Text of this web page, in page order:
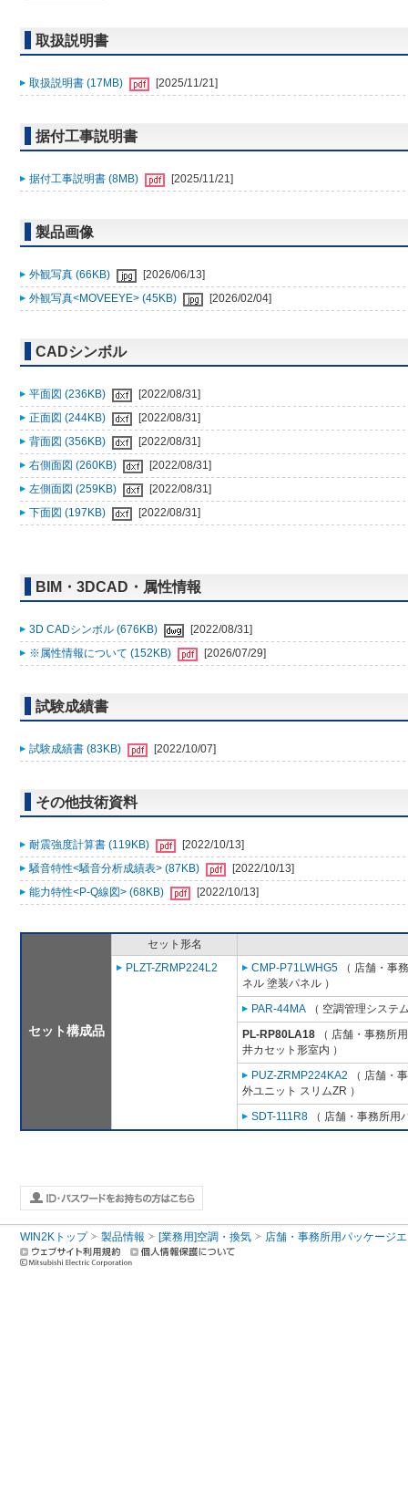
取扱説明書
取扱説明書 (17MB) [2025/11/21]
据付工事説明書
据付工事説明書 (8MB) [2025/11/21]
製品画像
外観写真 (66KB)
[2026/06/13]
外観写真<MOVEEYE> (45KB)
[2026/02/04]
CADシンボル
平面図 (236KB)
[2022/08/31]
正面図 (244KB)
[2022/08/31]
背面図 (356KB)
[2022/08/31]
右側面図 (260KB)
[2022/08/31]
左側面図 (259KB)
[2022/08/31]
下面図 (197KB)
[2022/08/31]
BIM・3DCAD・属性情報
3D CADシンボル (676KB)
[2022/08/31]
※属性情報について (152KB)
[2026/07/29]
試験成績書
試験成績書 (83KB) [2022/10/07]
その他技術資料
耐震強度計算書 (119KB)
[2022/10/13]
騒音特性<騒音分析成績表> (87KB)
[2022/10/13]
能力特性<P-Q線図> (68KB)
[2022/10/13]
セット構成品
セット形名
PLZT-ZRMP224L2
CMP-P71LWHG5 （ 店舗・事
ネル 塗装パネル ）
PAR-44MA （ 空調管理システ
PL-RP80LA18 （ 店舗・事務所
井カセット形室内 ）
PUZ-ZRMP224KA2 （ 店舗・
外ユニット スリムZR ）
SDT-111R8 （ 店舗・事務所用
WIN2Kトップ 製品情報 [業務用]空調・換気 店舗・事務所用パッケージ